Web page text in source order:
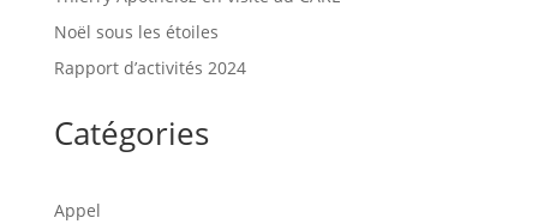
Noël sous les étoiles
Rapport d’activités 2024
Catégories
Appel